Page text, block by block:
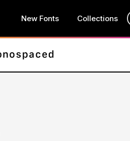
New Fonts Collections